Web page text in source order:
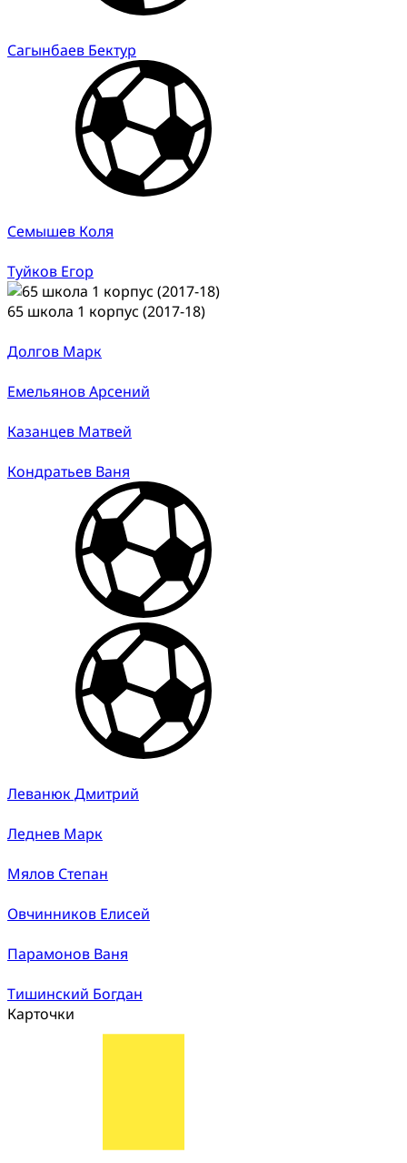
Сагынбаев Бектур
Семышев Коля
Туйков Егор
65 школа 1 корпус (2017-18)
Долгов Марк
Емельянов Арсений
Казанцев Матвей
Кондратьев Ваня
Леванюк Дмитрий
Леднев Марк
Мялов Степан
Овчинников Елисей
Парамонов Ваня
Тишинский Богдан
Карточки